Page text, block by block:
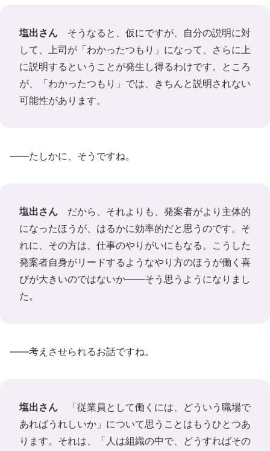
塩出さん そうなると、仮にですが、自分の説明に対
して、上司が「わかったつもり」になって、さらに上
に説明するということが発生し得るわけです。ところ
が、「わかったつもり」では、きちんと説明されない
可能性があります。
――たしかに、そうですね。
塩出さん だから、それよりも、発案者がより主体的
になったほうが、はるかに効率的だと思うのです。そ
れに、その方は、仕事のやりがいにもなる。こうした
発案者自身がリードするようなやり方のほうが働く喜
びが大きいのではないか――そう思うようになりまし
た。
――考えさせられるお話ですね。
塩出さん 「従業員として働くには、どういう職場で
あればうれしいか」について思うことはもうひとつあ
ります。それは、「人は組織の中で、どうすればその